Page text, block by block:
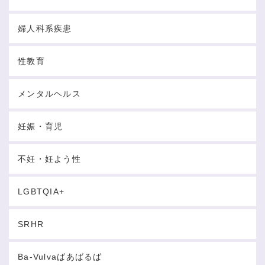
婦人科系疾患
性教育
メンタルヘルス
妊娠・育児
不妊・妊よう性
LGBTQIA+
SRHR
Ba-Vulvaばあばるば